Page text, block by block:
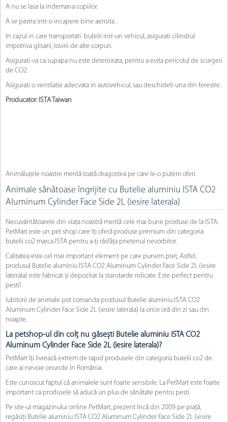
A nu se lasa la indemana copiilor.
A se pastra intr-o incapere bine aerisita .
In cazul in care transportati butelii intr-un vehicul, asigurati cilindrul
impotriva glisarii, lovirii de alte corpuri.
Asigurati-va ca supapa nu este deteriorata, pentru a evita pericolul de scurgeri
de CO2.
Asigurati o ventilatie adecvata in autovehicul, sau deschideti una din ferestre.
Producator: ISTA Taiwan
Animăluțele noastre merită toată dragostea pe care le-o putem oferi.
Animale sănătoase îngrijite cu Butelie aluminiu ISTA CO2
Aluminum Cylinder Face Side 2L (iesire laterala)
Necuvântătoarele din viața noastră merită cele mai bune produse de la ISTA.
PetMart este un pet shop care îți oferă produse premium din categoria
butelii co2 marca ISTA pentru a-ți răsfăța prietenul nevorbitor.
Calitatea este cel mai important element pe care punem preț. Astfel,
produsul Butelie aluminiu ISTA CO2 Aluminum Cylinder Face Side 2L (iesire
laterala) este fabricat și depozitat la standarde ridicate. Este perfect pentru
pesti!
Iubitorii de animale pot comanda produsul Butelie aluminiu ISTA CO2
Aluminum Cylinder Face Side 2L (iesire laterala) la orice oră din zi sau din
noapte.
La petshop-ul din colț nu găsești Butelie aluminiu ISTA CO2
Aluminum Cylinder Face Side 2L (iesire laterala)?
PetMart îți livrează extrem de rapid produsele din categoria butelii co2 de
care ai nevoie oriunde în România.
Este cunoscut faptul că animalele sunt foarte sensibile. La PetMart este foarte
important ca produsele să aducă un plus de sănătate pentru pesti.
Pe site-ul magazinului online PetMart, prezent încă din 2009 pe piață,
regăsiți Butelie aluminiu ISTA CO2 Aluminum Cylinder Face Side 2L (iesire